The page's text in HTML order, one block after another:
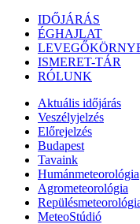
IDŐJÁRÁS
ÉGHAJLAT
ISMERET-TÁR
RÓLUNK
Aktuális időjárás
Veszélyjelzés
Előrejelzés
Budapest
Tavaink
Humánmeteorológia
Agrometeorológia
MeteoStúdió